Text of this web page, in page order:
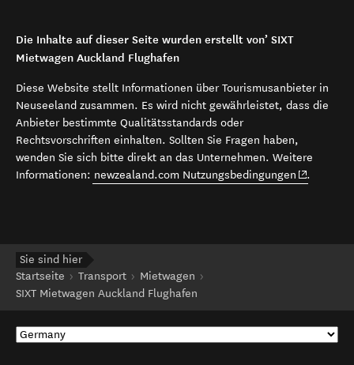
Die Inhalte auf dieser Seite wurden erstellt von’ SIXT
Mietwagen Auckland Flughafen
Diese Website stellt Informationen über Tourismusanbieter in
Neuseeland zusammen. Es wird nicht gewährleistet, dass die
Anbieter bestimmte Qualitätsstandards oder
Rechtsvorschriften einhalten. Sollten Sie Fragen haben,
wenden Sie sich bitte direkt an das Unternehmen. Weitere
Informationen: newzealand.com Nutzungsbedingungen (opens in
.
Sie sind hier
Startseite
Transport
Mietwagen
SIXT Mietwagen Auckland Flughafen